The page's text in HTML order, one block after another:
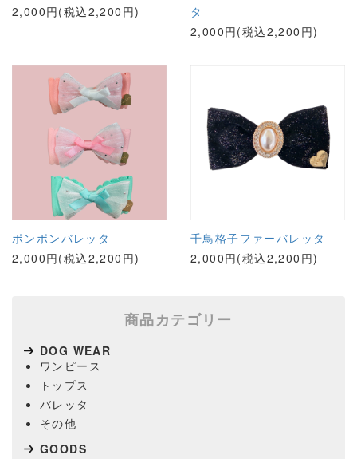
2,000円(税込2,200円)
タ
2,000円(税込2,200円)
ポンポンバレッタ
2,000円(税込2,200円)
千鳥格子ファーバレッタ
2,000円(税込2,200円)
商品カテゴリー
DOG WEAR
ワンピース
トップス
バレッタ
その他
GOODS